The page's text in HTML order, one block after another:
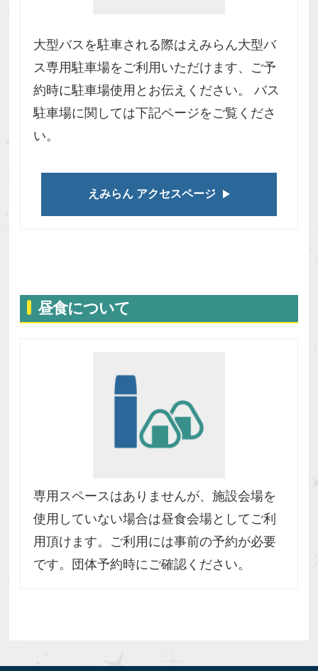
大型バスを駐車される際はえみらん大型バ
ス専用駐⾞場をご利⽤いただけます、ご予
約時に駐⾞場使⽤とお伝えください。 バス
駐車場に関しては下記ページをご覧くださ
い。
えみらん アクセスページ
昼⾷について
専用スペースはありませんが、施設会場を
使⽤していない場合は昼⾷会場としてご利
⽤頂けます。ご利用には事前の予約が必要
です。団体予約時にご確認ください。